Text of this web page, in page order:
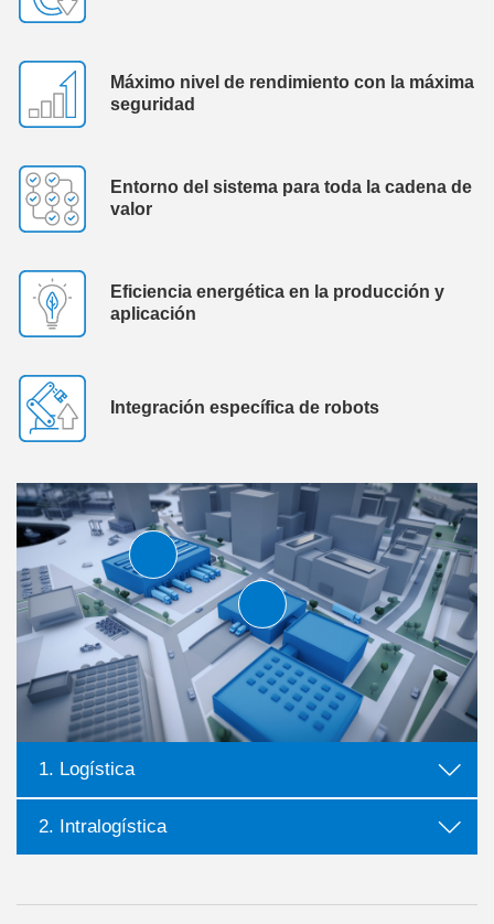
Máximo nivel de rendimiento con la máxima
seguridad
Entorno del sistema para toda la cadena de
valor
Eficiencia energética en la producción y
aplicación
Integración específica de robots
I m
I
I m agen generada con
I
1. Logística
2. Intralogística